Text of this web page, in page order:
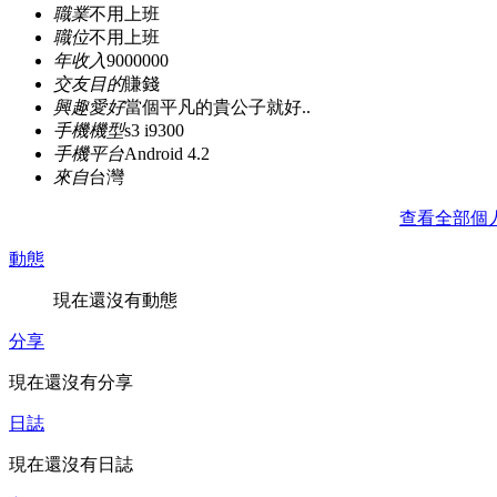
職業不用上班
職位不用上班
年收入9000000
交友目的賺錢
興趣愛好當個平凡的貴公子就好..
手機機型s3 i9300
手機平台Android 4.2
來自台灣
查看全部個
動態
現在還沒有動態
分享
現在還沒有分享
日誌
現在還沒有日誌